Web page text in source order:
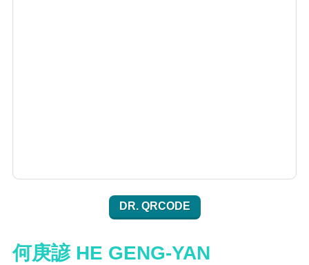
DR. QRCODE
何庚諺 HE GENG-YAN